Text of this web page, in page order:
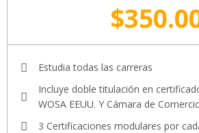
$
Estudia todas las carreras
Incluye doble titulación en
WOSA EEUU. Y Cámara de
3 Certificaciones modulares por